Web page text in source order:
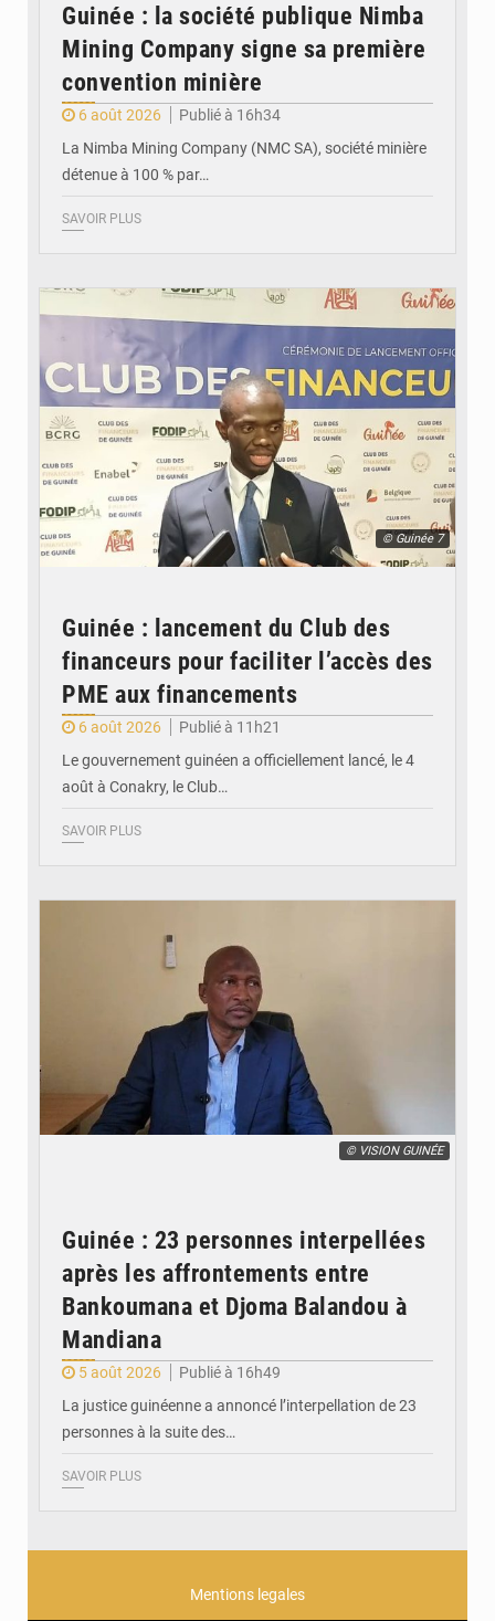
Guinée : la société publique Nimba
Mining Company signe sa première
convention minière
6 août 2026
Publié à 16h34
La Nimba Mining Company (NMC SA), société minière
détenue à 100 % par…
SAVOIR PLUS
© Guinée 7
Guinée : lancement du Club des
financeurs pour faciliter l’accès des
PME aux financements
6 août 2026
Publié à 11h21
Le gouvernement guinéen a officiellement lancé, le 4
août à Conakry, le Club…
SAVOIR PLUS
© VISION GUINÉE
Guinée : 23 personnes interpellées
après les affrontements entre
Bankoumana et Djoma Balandou à
Mandiana
5 août 2026
Publié à 16h49
La justice guinéenne a annoncé l’interpellation de 23
personnes à la suite des…
SAVOIR PLUS
Mentions legales